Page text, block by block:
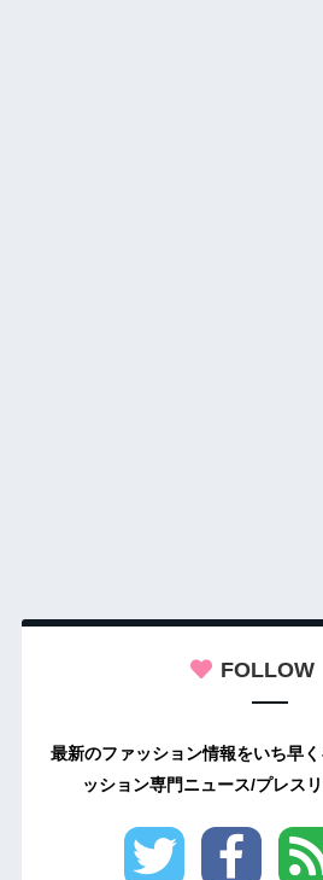
FOLLOW
最新のファッション情報をいち早
ッション専門ニュース/プレス